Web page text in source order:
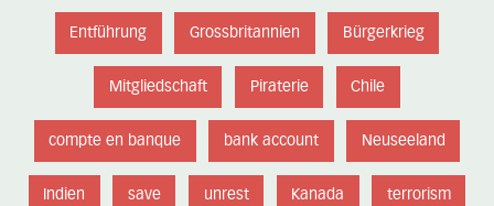
Entführung Grossbritannien Bürgerkrieg
Mitgliedschaft Piraterie Chile
compte en banque bank account Neuseeland
Indien save unrest Kanada terrorism